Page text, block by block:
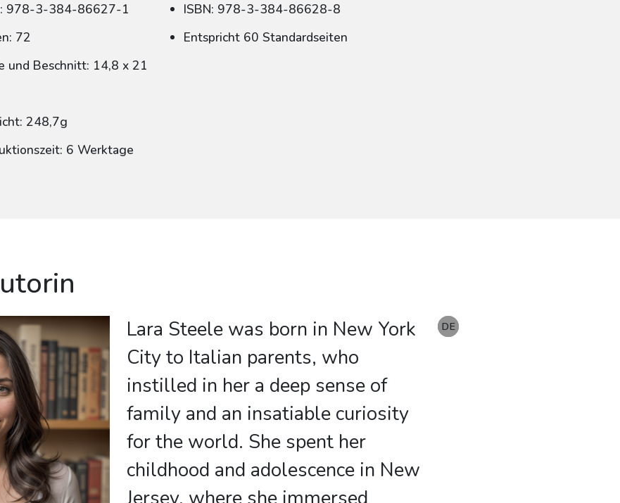
978-3-384-86627-1
72
und Beschnitt: 14,8 x 21
248,7g
6 Werktage
ISBN: 978-3-384-86628-8
Entspricht 60 Standardseiten
Lara Steele was born in New York
City to Italian parents, who
instilled in her a deep sense of
family and an insatiable curiosity
for the world. She spent her
childhood and adolescence in New
EN
DE
DE